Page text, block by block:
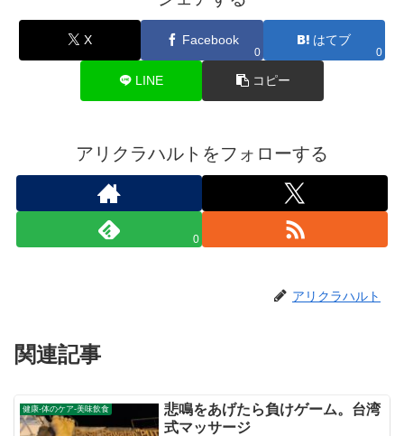
X Facebook
0
はてブ
0
LINE コピー
アリクラハルトをフォローする
0
アリクラハルト
関連記事
健康-体のケア-美味飲食
悲鳴をあげたら負けゲーム。台湾
式マッサージ